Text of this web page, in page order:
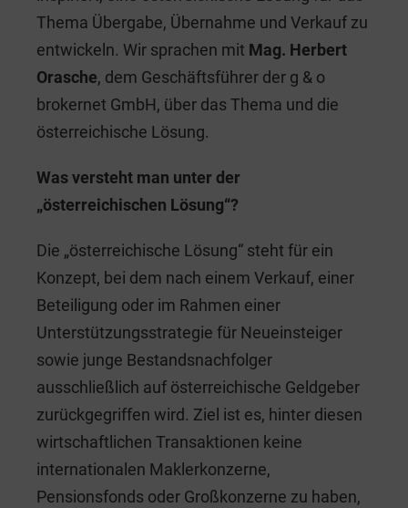
Thema Übergabe, Übernahme und Verkauf zu
entwickeln. Wir sprachen mit Mag. Herbert
Orasche, dem Geschäftsführer der g & o
brokernet GmbH, über das Thema und die
österreichische Lösung.
Was versteht man unter der
„österreichischen Lösung“?
Die „österreichische Lösung“ steht für ein
Konzept, bei dem nach einem Verkauf, einer
Beteiligung oder im Rahmen einer
Unterstützungsstrategie für Neueinsteiger
sowie junge Bestandsnachfolger
ausschließlich auf österreichische Geldgeber
zurückgegriffen wird. Ziel ist es, hinter diesen
wirtschaftlichen Transaktionen keine
internationalen Maklerkonzerne,
Pensionsfonds oder Großkonzerne zu haben,